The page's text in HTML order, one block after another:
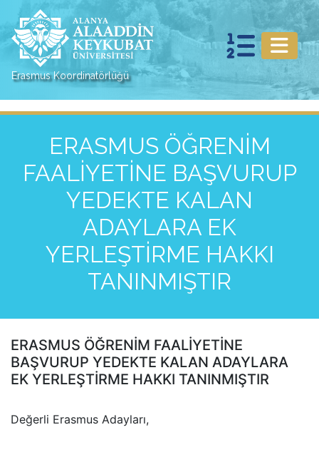
Erasmus Koordinatörlüğü
ERASMUS ÖĞRENİM
FAALİYETİNE BAŞVURUP
YEDEKTE KALAN
ADAYLARA EK
YERLEŞTİRME HAKKI
TANINMIŞTIR
ERASMUS ÖĞRENİM FAALİYETİNE
BAŞVURUP YEDEKTE KALAN ADAYLARA
EK YERLEŞTİRME HAKKI TANINMIŞTIR
Değerli Erasmus Adayları,